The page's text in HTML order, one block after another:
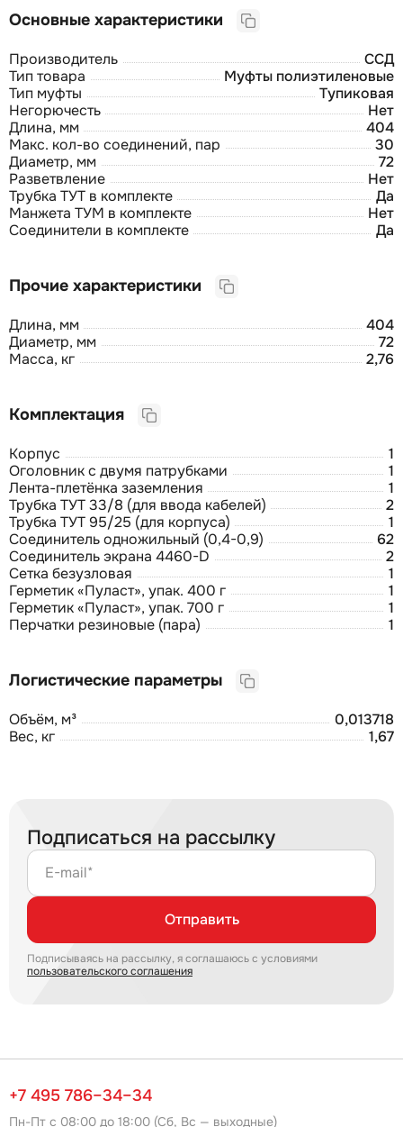
Основные характеристики
Производитель
ССД
Тип товара
Муфты полиэтиленовые
Тип муфты
Тупиковая
Негорючесть
Нет
Длина, мм
404
Макс. кол-во соединений, пар
30
Диаметр, мм
72
Разветвление
Нет
Трубка ТУТ в комплекте
Да
Манжета ТУМ в комплекте
Нет
Соединители в комплекте
Да
Прочие характеристики
Длина, мм
404
Диаметр, мм
72
Масса, кг
2,76
Комплектация
Корпус
1
Оголовник с двумя патрубками
1
Лента-плетёнка заземления
1
Трубка ТУТ 33/8 (для ввода кабелей)
2
Трубка ТУТ 95/25 (для корпуса)
1
Соединитель одножильный (0,4-0,9)
62
Соединитель экрана 4460-D
2
Сетка безузловая
1
Герметик «Пуласт», упак. 400 г
1
Герметик «Пуласт», упак. 700 г
1
Перчатки резиновые (пара)
1
Логистические параметры
Объём, м³
0,013718
Вес, кг
1,67
Подписаться на рассылку
E-mail*
Отправить
Подписываясь на рассылку, я соглашаюсь с условиями
пользовательского соглашения
+7 495 786–34–34
Пн-Пт с 08:00 до 18:00 (Сб, Вс — выходные)